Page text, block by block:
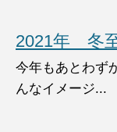
2021年 冬
今年もあとわず
んなイメージ...